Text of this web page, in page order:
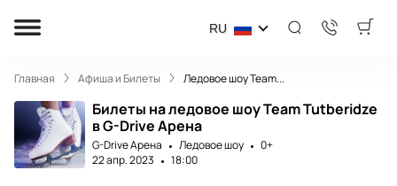
RU
Главная Афиша и Билеты Ледовое шоу Team...
Билеты на ледовое шоу Team Tutberidze
в G-Drive Арена
G-Drive Арена Ледовое шоу
0+
22 апр. 2023
18:00